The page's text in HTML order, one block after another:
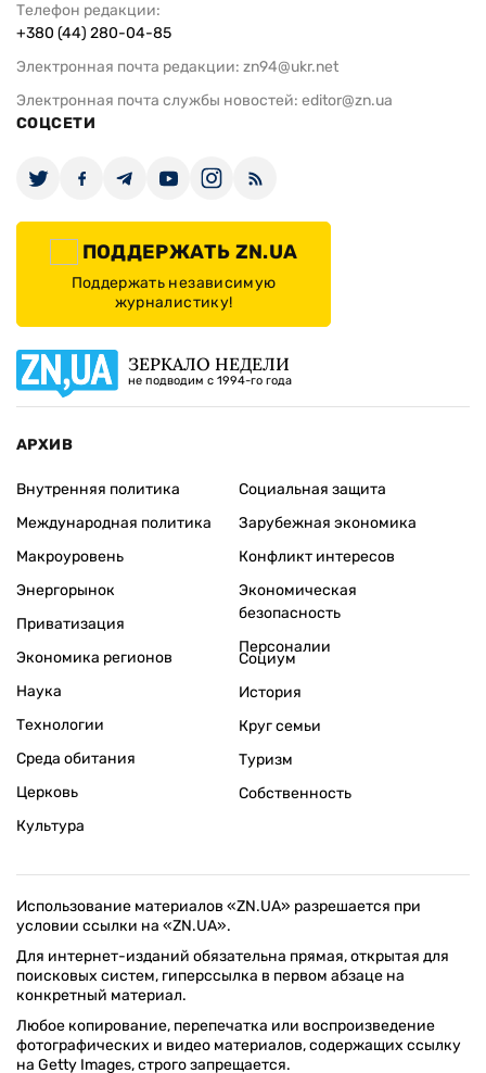
Телефон редакции:
+380 (44) 280-04-85
Электронная почта редакции: zn94@ukr.net
Электронная почта службы новостей: editor@zn.ua
СОЦСЕТИ
ПОДДЕРЖАТЬ ZN.UA
Поддержать независимую
журналистику!
ЗЕРКАЛО НЕДЕЛИ
не подводим с 1994-го года
АРХИВ
Внутренняя политика
Международная политика
Макроуровень
Энергорынок
Приватизация
Экономика регионов
Социальная защита
Зарубежная экономика
Конфликт интересов
Экономическая
безопасность
Персоналии
Наука
Технологии
Среда обитания
Церковь
Культура
Социум
История
Круг семьи
Туризм
Собственность
Использование материалов «ZN.UA» разрешается при
условии ссылки на «ZN.UA».
Для интернет-изданий обязательна прямая, открытая для
поисковых систем, гиперссылка в первом абзаце на
конкретный материал.
Любое копирование, перепечатка или воспроизведение
фотографических и видео материалов, содержащих ссылку
на Getty Images, строго запрещается.